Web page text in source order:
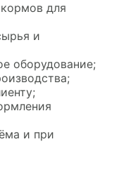
для
и
оборудование;
и при